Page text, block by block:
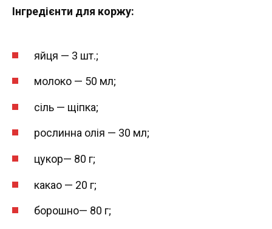
Інгредієнти для коржу:
яйця — 3 шт.;
молоко — 50 мл;
сіль — щіпка;
рослинна олія — ​​30 мл;
цукор— 80 г;
какао — 20 г;
борошно— 80 г;